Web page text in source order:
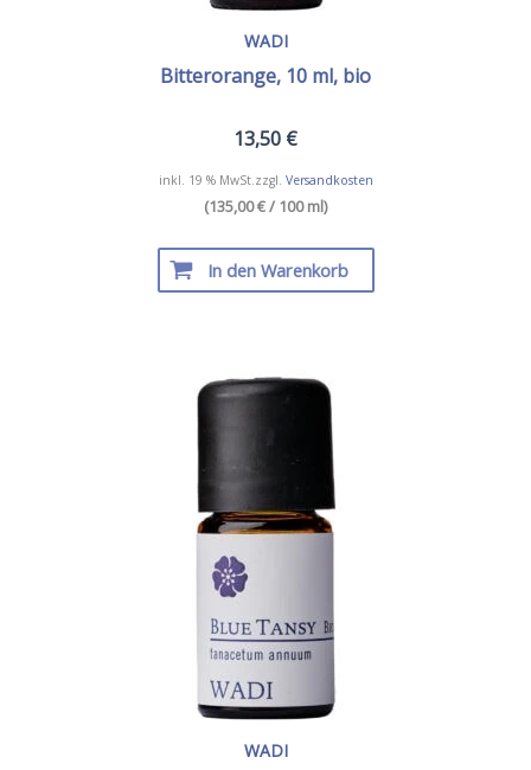
WADI
Bitterorange, 10 ml, bio
13,50 €
inkl. 19 % MwSt. zzgl. Versandkosten
(135,00 € / 100 ml)
In den Warenkorb
WADI